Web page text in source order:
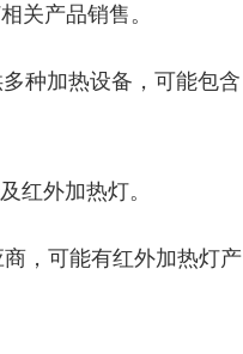
关产品销售。
多种加热设备，可能包含
红外加热灯。
，可能有红外加热灯产